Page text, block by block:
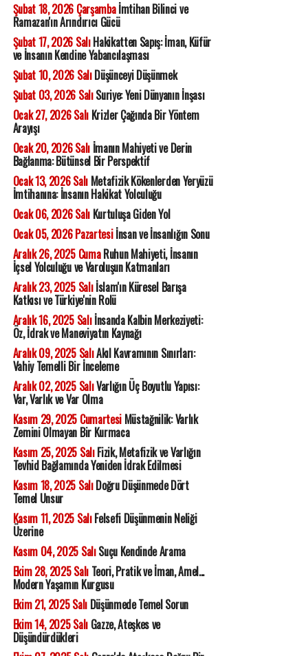
Şubat 18, 2026 Çarşambaİmtihan Bilinci ve
Ramazan'ın Arındırıcı Gücü
Şubat 17, 2026 SalıHakikatten Sapış: İman, Küfür
ve İnsanın Kendine Yabancılaşması
Şubat 10, 2026 SalıDüşünceyi Düşünmek
Şubat 03, 2026 SalıSuriye: Yeni Dünyanın İnşası
Ocak 27, 2026 SalıKrizler Çağında Bir Yöntem
Arayışı
Ocak 20, 2026 Salıİmanın Mahiyeti ve Derin
Bağlanma: Bütünsel Bir Perspektif
Ocak 13, 2026 SalıMetafizik Kökenlerden Yeryüzü
İmtihanına: İnsanın Hakikat Yolculuğu
Ocak 06, 2026 SalıKurtuluşa Giden Yol
Ocak 05, 2026 Pazartesiİnsan ve İnsanlığın Sonu
Aralık 26, 2025 CumaRuhun Mahiyeti, İnsanın
İçsel Yolculuğu ve Varoluşun Katmanları
Aralık 23, 2025 Salıİslam'ın Küresel Barışa
Katkısı ve Türkiye'nin Rolü
Aralık 16, 2025 Salıİnsanda Kalbin Merkeziyeti:
Öz, İdrak ve Maneviyatın Kaynağı
Aralık 09, 2025 SalıAkıl Kavramının Sınırları:
Vahiy Temelli Bir İnceleme
Aralık 02, 2025 SalıVarlığın Üç Boyutlu Yapısı:
Var, Varlık ve Var Olma
Kasım 29, 2025 CumartesiMüstağnilik: Varlık
Zemini Olmayan Bir Kurmaca
Kasım 25, 2025 SalıFizik, Metafizik ve Varlığın
Tevhid Bağlamında Yeniden İdrak Edilmesi
Kasım 18, 2025 SalıDoğru Düşünmede Dört
Temel Unsur
Kasım 11, 2025 SalıFelsefi Düşünmenin Neliği
Üzerine
Kasım 04, 2025 SalıSuçu Kendinde Arama
Ekim 28, 2025 SalıTeori, Pratik ve İman, Amel...
Modern Yaşamın Kurgusu
Ekim 21, 2025 SalıDüşünmede Temel Sorun
Ekim 14, 2025 SalıGazze, Ateşkes ve
Düşündürdükleri